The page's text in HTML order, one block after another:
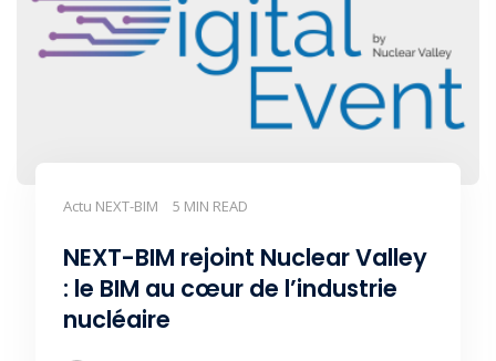
Actu NEXT-BIM 5 MIN READ
NEXT-BIM rejoint Nuclear Valley
: le BIM au cœur de l’industrie
nucléaire